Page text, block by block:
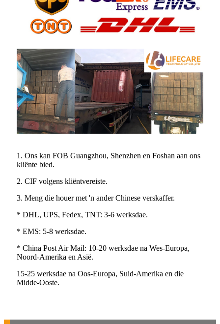
1. Ons kan FOB Guangzhou, Shenzhen en Foshan aan ons
kliënte bied.
2. CIF volgens kliëntvereiste.
3. Meng die houer met 'n ander Chinese verskaffer.
* DHL, UPS, Fedex, TNT: 3-6 werksdae.
* EMS: 5-8 werksdae.
* China Post Air Mail: 10-20 werksdae na Wes-Europa,
Noord-Amerika en Asië.
15-25 werksdae na Oos-Europa, Suid-Amerika en die
Midde-Ooste.